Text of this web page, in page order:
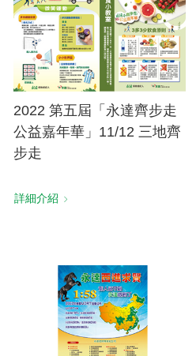
2022 第五屆「永達齊步走
公益嘉年華」11/12 三地齊
步走
詳細介紹